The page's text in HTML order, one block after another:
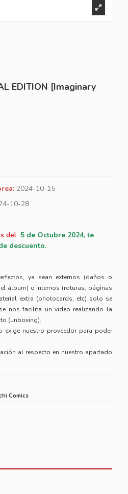
EDITION [Imaginary
2024-10-15
10-28
del 5 de Octubre 2024, te
descuento.
ya sean externos (daños o
álbum) o internos (roturas, páginas
extra (photocards, etc) solo se
nos facilita un video realizando la
(unboxing).
nuestro proveedor para poder
al respecto en nuestro apartado
Comics